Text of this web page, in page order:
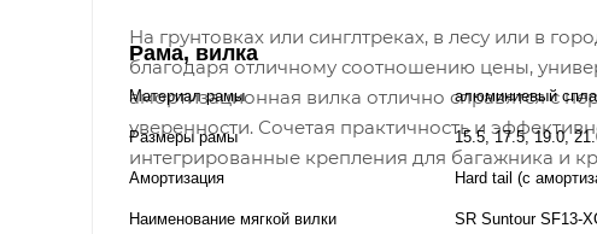
На грунтовках или синглтреках, в лесу или в
благодаря отличному соотношению цены,
амортизационная вилка отлично справятся с
уверенности. Сочетая практичность и
интегрированные крепления для багажника и
Рама, вилка
Материал рамы алюминиевый
Размеры рамы 15.5, 17.5, 19.0,
Амортизация Hard tail (с
Наименование мягкой вилки SR Suntour SF13-